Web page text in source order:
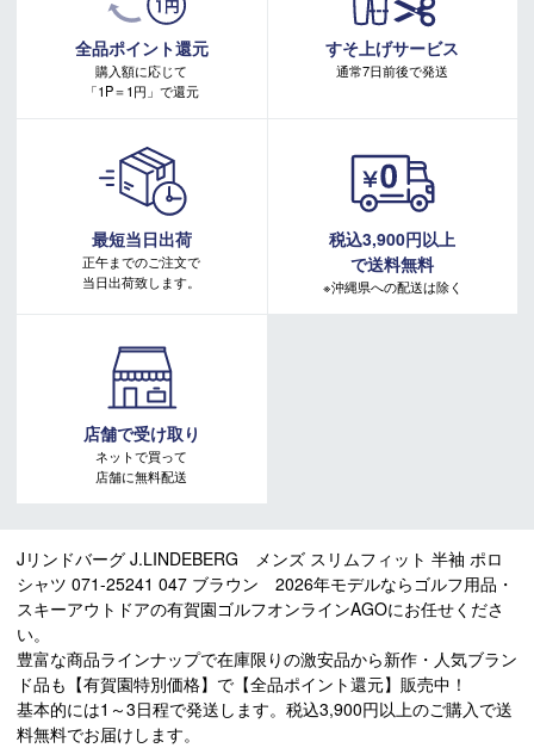
その際にはご案内をさせて頂きますので予めご了承願いま
詳しくはこちらをご確認ください。
キャンペーンページ
全品ポイント還元
購入額に応じて
「1P＝1円」で還元
すそ上げサービス
通常7日前後で発送
最短当日出荷
正午までのご注文で
当日出荷致します。
税込3,900円以上
で送料無料
※沖縄県への配送は除く
店舗で受け取り
ネットで買って
店舗に無料配送
Jリンドバーグ J.LINDEBERG メンズ スリムフィット 半袖 ポロ
シャツ 071-25241 047 ブラウン 2026年モデルならゴルフ用品・
スキーアウトドアの有賀園ゴルフオンラインAGOにお任せくださ
い。
豊富な商品ラインナップで在庫限りの激安品から新作・人気ブラン
ド品も【有賀園特別価格】で【全品ポイント還元】販売中！
基本的には1～3日程で発送します。税込3,900円以上のご購入で送
料無料でお届けします。